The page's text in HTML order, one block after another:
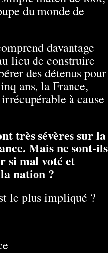
du monde de
davantage
lieu de construire
des détenus pour
ans, la France,
à cause
très sévères sur la
Mais ne sont-ils
si mal voté et
nation ?
le plus impliqué ?